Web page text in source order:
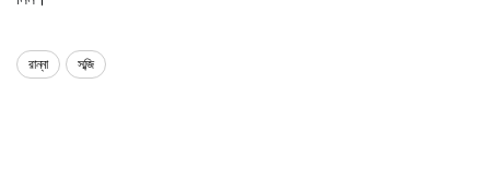
রান্না সব্জি